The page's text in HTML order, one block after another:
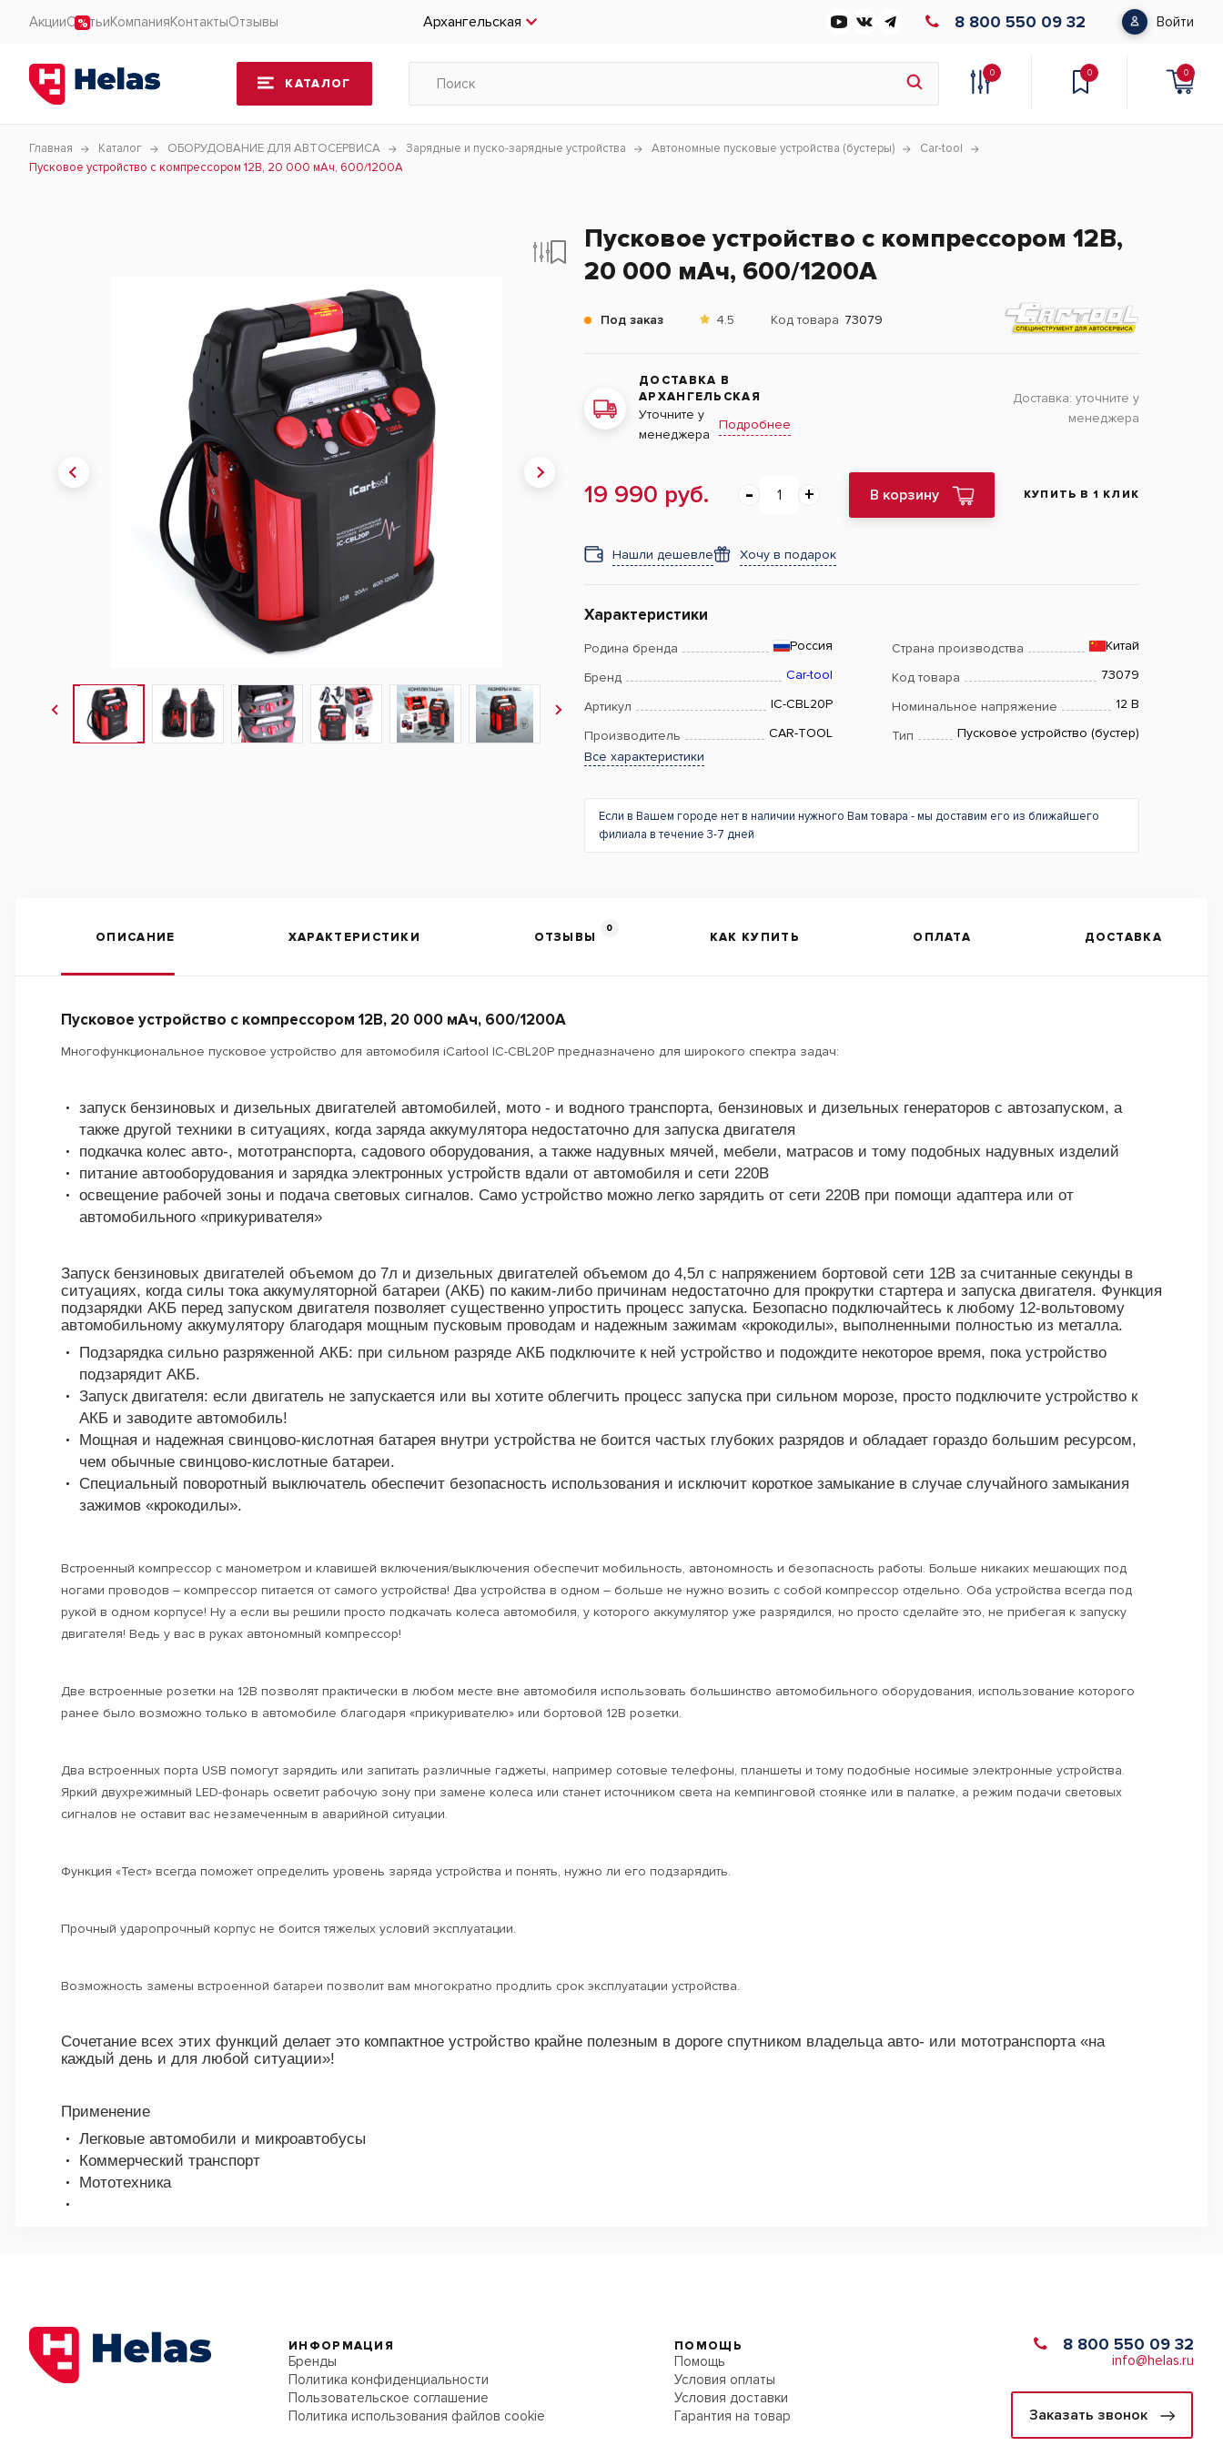
АкцииСтатьиКомпанияКонтактыОтзывы Архангельская 8 800 550 09 32 Войти
КАТАЛОГ
0 0 0
Главная Каталог ОБОРУДОВАНИЕ ДЛЯ АВТОСЕРВИСА Зарядные и пуско-зарядные устройства Автономные пусковые устройства (бустеры)
Car-tool
Пусковое устройство с компрессором 12В, 20 000 мАч, 600/1200А
Пусковое устройство с компрессором 12В,
20 000 мАч, 600/1200А
Под заказ 4.5 Код товара 73079
ДОСТАВКА В
АРХАНГЕЛЬСКАЯ
Уточните у
менеджера
Подробнее
Доставка: уточните у
менеджера
19 990 руб. В корзину КУПИТЬ В 1 КЛИК
Нашли дешевле Хочу в подарок
Характеристики
Родина бренда Россия Страна производства Китай
Бренд Car-tool Код товара 73079
Артикул IC-CBL20P Номинальное напряжение 12 В
Производитель CAR-TOOL Тип
Пусковое устройство (бустер)
Все характеристики
Если в Вашем городе нет в наличии нужного Вам товара - мы доставим его из ближайшего
филиала в течение 3-7 дней
ОПИСАНИЕ ХАРАКТЕРИСТИКИ ОТЗЫВЫ
0
КАК КУПИТЬ ОПЛАТА ДОСТАВКА
Пусковое устройство с компрессором 12В, 20 000 мАч, 600/1200А
Многофункциональное пусковое устройство для автомобиля iCartool IC-CBL20P предназначено для широкого спектра задач:
запуск бензиновых и дизельных двигателей автомобилей, мото - и водного транспорта, бензиновых и дизельных генераторов с автозапуском, а
также другой техники в ситуациях, когда заряда аккумулятора недостаточно для запуска двигателя
подкачка колес авто-, мототранспорта, садового оборудования, а также надувных мячей, мебели, матрасов и тому подобных надувных изделий
питание автооборудования и зарядка электронных устройств вдали от автомобиля и сети 220В
освещение рабочей зоны и подача световых сигналов. Само устройство можно легко зарядить от сети 220В при помощи адаптера или от
автомобильного «прикуривателя»
Запуск бензиновых двигателей объемом до 7л и дизельных двигателей объемом до 4,5л с напряжением бортовой сети 12В за считанные секунды в
ситуациях, когда силы тока аккумуляторной батареи (АКБ) по каким-либо причинам недостаточно для прокрутки стартера и запуска двигателя. Функция
подзарядки АКБ перед запуском двигателя позволяет существенно упростить процесс запуска. Безопасно подключайтесь к любому 12-вольтовому
автомобильному аккумулятору благодаря мощным пусковым проводам и надежным зажимам «крокодилы», выполненными полностью из металла.
Подзарядка сильно разряженной АКБ: при сильном разряде АКБ подключите к ней устройство и подождите некоторое время, пока устройство
подзарядит АКБ.
Запуск двигателя: если двигатель не запускается или вы хотите облегчить процесс запуска при сильном морозе, просто подключите устройство к
АКБ и заводите автомобиль!
Мощная и надежная свинцово-кислотная батарея внутри устройства не боится частых глубоких разрядов и обладает гораздо большим ресурсом,
чем обычные свинцово-кислотные батареи.
Специальный поворотный выключатель обеспечит безопасность использования и исключит короткое замыкание в случае случайного замыкания
зажимов «крокодилы».
Встроенный компрессор с манометром и клавишей включения/выключения обеспечит мобильность, автономность и безопасность работы. Больше никаких мешающих под
ногами проводов – компрессор питается от самого устройства! Два устройства в одном – больше не нужно возить с собой компрессор отдельно. Оба устройства всегда под
рукой в одном корпусе! Ну а если вы решили просто подкачать колеса автомобиля, у которого аккумулятор уже разрядился, но просто сделайте это, не прибегая к запуску
двигателя! Ведь у вас в руках автономный компрессор!
Две встроенные розетки на 12В позволят практически в любом месте вне автомобиля использовать большинство автомобильного оборудования, использование которого
ранее было возможно только в автомобиле благодаря «прикуривателю» или бортовой 12В розетки.
Два встроенных порта USB помогут зарядить или запитать различные гаджеты, например сотовые телефоны, планшеты и тому подобные носимые электронные устройства.
Яркий двухрежимный LED-фонарь осветит рабочую зону при замене колеса или станет источником света на кемпинговой стоянке или в палатке, а режим подачи световых
сигналов не оставит вас незамеченным в аварийной ситуации.
Функция «Тест» всегда поможет определить уровень заряда устройства и понять, нужно ли его подзарядить.
Прочный ударопрочный корпус не боится тяжелых условий эксплуатации.
Возможность замены встроенной батареи позволит вам многократно продлить срок эксплуатации устройства.
Сочетание всех этих функций делает это компактное устройство крайне полезным в дороге спутником владельца авто- или мототранспорта «на
каждый день и для любой ситуации»!
Применение
Легковые автомобили и микроавтобусы
Коммерческий транспорт
Мототехника
ИНФОРМАЦИЯ
Бренды
Политика конфиденциальности
Пользовательское соглашение
Политика использования файлов cookie
ПОМОЩЬ
Помощь
Условия оплаты
Условия доставки
Гарантия на товар
8 800 550 09 32
info@helas.ru
Заказать звонок